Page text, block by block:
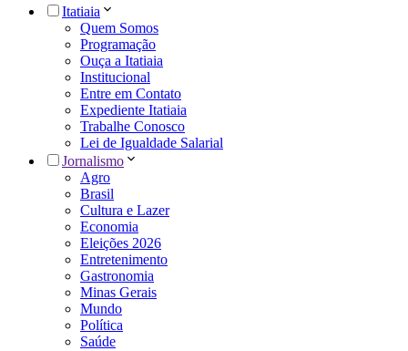
Itatiaia
Quem Somos
Programação
Ouça a Itatiaia
Institucional
Entre em Contato
Expediente Itatiaia
Trabalhe Conosco
Lei de Igualdade Salarial
Jornalismo
Agro
Brasil
Cultura e Lazer
Economia
Eleições 2026
Entretenimento
Gastronomia
Minas Gerais
Mundo
Política
Saúde